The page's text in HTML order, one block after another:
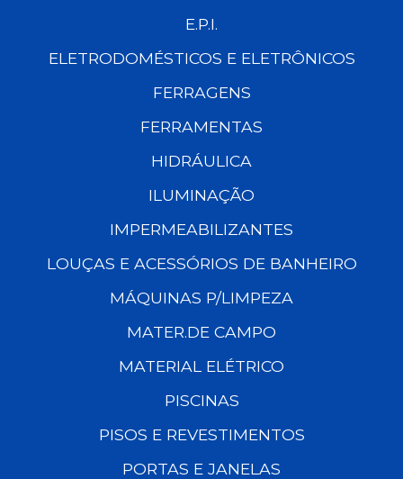
E.P.I.
ELETRODOMÉSTICOS E ELETRÔNICOS
FERRAGENS
FERRAMENTAS
HIDRÁULICA
ILUMINAÇÃO
IMPERMEABILIZANTES
LOUÇAS E ACESSÓRIOS DE BANHEIRO
MÁQUINAS P/LIMPEZA
MATER.DE CAMPO
MATERIAL ELÉTRICO
PISCINAS
PISOS E REVESTIMENTOS
PORTAS E JANELAS